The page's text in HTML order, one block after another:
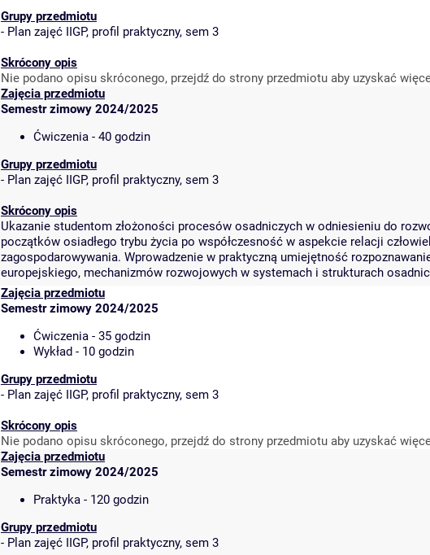
Grupy przedmiotu
- Plan zajęć IIGP, profil praktyczny, sem 3
Skrócony opis
Nie podano opisu skróconego, przejdź do strony przedmiotu aby uzyskać
Zajęcia przedmiotu
Semestr zimowy 2024/2025
Ćwiczenia - 40 godzin
Grupy przedmiotu
- Plan zajęć IIGP, profil praktyczny, sem 3
Skrócony opis
Ukazanie studentom złożoności procesów osadniczych w odniesieniu do
początków osiadłego trybu życia po współczesność w aspekcie relacji
zagospodarowywania. Wprowadzenie w praktyczną umiejętność
europejskiego, mechanizmów rozwojowych w systemach i strukturach
Zajęcia przedmiotu
Semestr zimowy 2024/2025
Ćwiczenia - 35 godzin
Wykład - 10 godzin
Grupy przedmiotu
- Plan zajęć IIGP, profil praktyczny, sem 3
Skrócony opis
Nie podano opisu skróconego, przejdź do strony przedmiotu aby uzyskać
Zajęcia przedmiotu
Semestr zimowy 2024/2025
Praktyka - 120 godzin
Grupy przedmiotu
- Plan zajęć IIGP, profil praktyczny, sem 3